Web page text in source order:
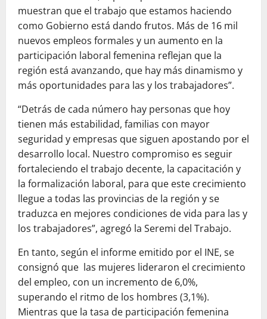
muestran que el trabajo que estamos haciendo
como Gobierno está dando frutos. Más de 16 mil
nuevos empleos formales y un aumento en la
participación laboral femenina reflejan que la
región está avanzando, que hay más dinamismo y
más oportunidades para las y los trabajadores”.
“Detrás de cada número hay personas que hoy
tienen más estabilidad, familias con mayor
seguridad y empresas que siguen apostando por el
desarrollo local. Nuestro compromiso es seguir
fortaleciendo el trabajo decente, la capacitación y
la formalización laboral, para que este crecimiento
llegue a todas las provincias de la región y se
traduzca en mejores condiciones de vida para las y
los trabajadores”, agregó la Seremi del Trabajo.
En tanto, según el informe emitido por el INE, se
consignó que las mujeres lideraron el crecimiento
del empleo, con un incremento de 6,0%,
superando el ritmo de los hombres (3,1%).
Mientras que la tasa de participación femenina